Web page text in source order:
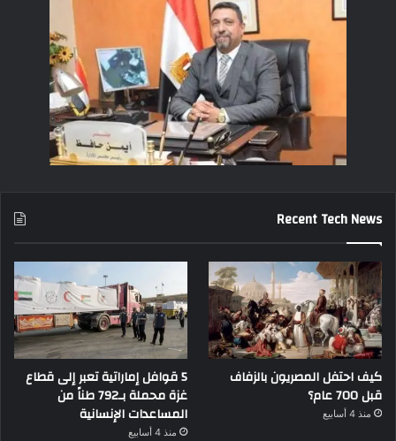
Recent Tech News
كيف احتفل المصريون بالزفاف
قبل 700 عام؟
منذ 4 أسابيع
5 قوافل إماراتية تعبر إلى قطاع
غزة محملة بـ792 طناً من
المساعدات الإنسانية
منذ 4 أسابيع